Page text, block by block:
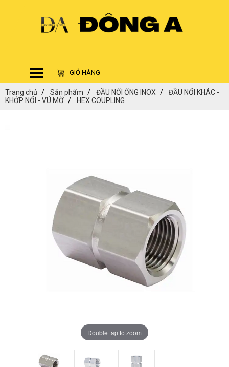
GIỎ HÀNG
Trang chủ Sản phẩm ĐẦU NỐI ỐNG INOX
ĐẦU NỐI KHÁC -
KHỚP NỐI - VÚ MỠ
HEX COUPLING
Double tap to zoom